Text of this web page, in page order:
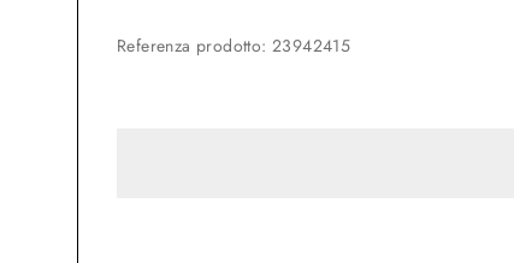
Referenza prodotto:23942415